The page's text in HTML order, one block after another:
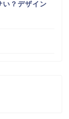
い？デザイン